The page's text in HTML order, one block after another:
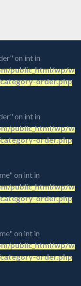
on int in
public_html/wp/w
order.php
on int in
public_html/wp/w
order.php
on int in
public_html/wp/w
order.php
on int in
public_html/wp/w
order.php